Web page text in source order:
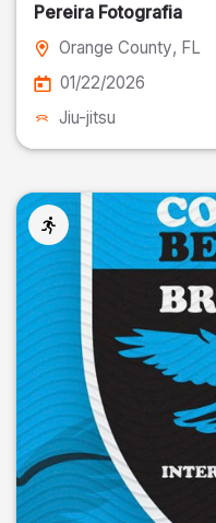
Pereira Fotografia
Orange County, FL
01/22/2026
Jiu-jitsu